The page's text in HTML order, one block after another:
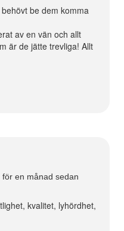
be dem komma
av en vän och allt
är de jätte trevliga! Allt
för en månad sedan
kvalitet, lyhördhet,